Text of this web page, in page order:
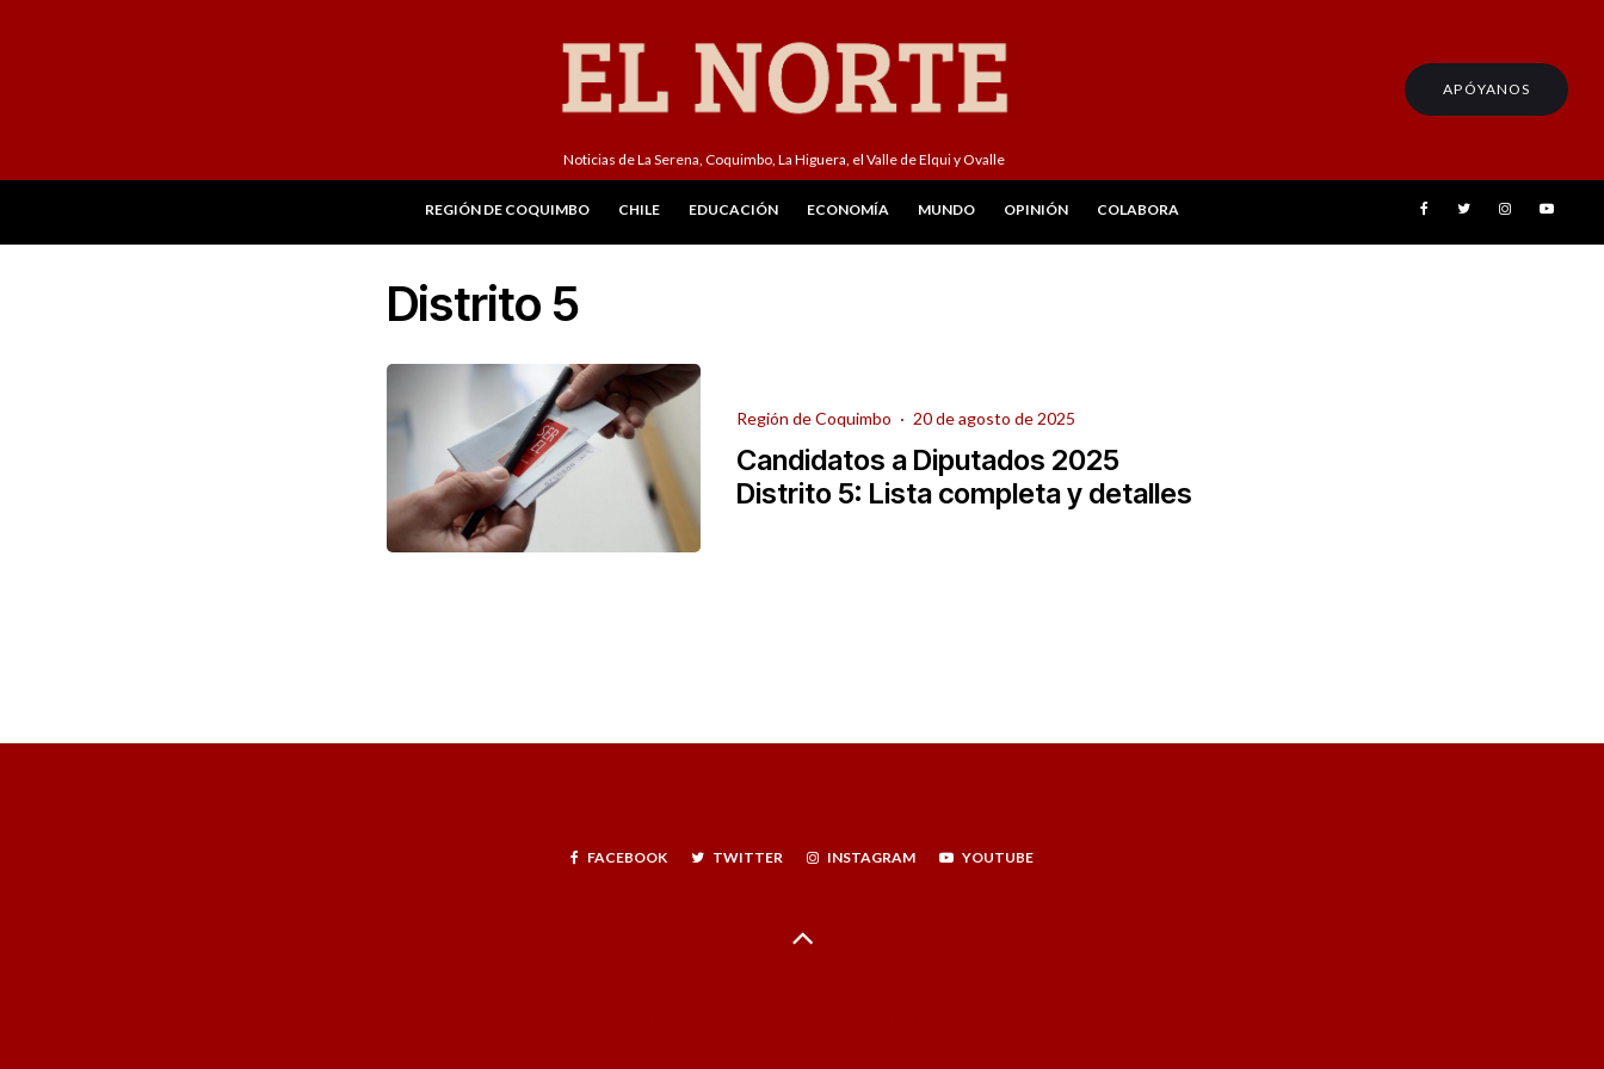
Noticias de La Serena, Coquimbo, La Higuera, el Valle de Elqui y Ovalle
APÓYANOS
REGIÓN DE COQUIMBO CHILE EDUCACIÓN ECONOMÍA MUNDO OPINIÓN COLABORA
Distrito 5
Región de Coquimbo · 20 de agosto de 2025
Candidatos a Diputados 2025
Distrito 5: Lista completa y detalles
FACEBOOK TWITTER INSTAGRAM YOUTUBE